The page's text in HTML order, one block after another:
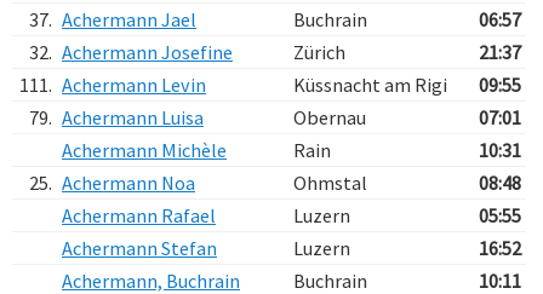
37. Achermann Jael Buchrain
06:57
32. Achermann Josefine Zürich
21:37
111. Achermann Levin Küssnacht am Rigi
09:55
79. Achermann Luisa Obernau
07:01
Achermann Michèle
Rain
10:31
25. Achermann Noa Ohmstal
08:48
Achermann Rafael
Luzern
05:55
Achermann Stefan
Luzern
16:52
Achermann, Buchrain
Buchrain 10:11